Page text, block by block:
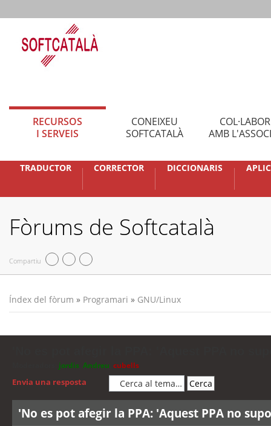
RECURSOS
I SERVEIS
CONEIXEU
SOFTCATALÀ
AMB
TRADUCTOR CORRECTOR DICCIONARIS
Fòrums de Softcatalà
Compartiu
Índex del fòrum » Programari » GNU/Linux
jordis Andreu cubells
Envia una resposta
'No es pot afegir la PPA: 'Aquest PPA no